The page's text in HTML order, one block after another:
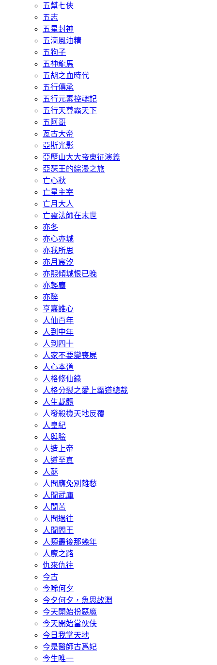
五幫七俠
五志
五星封神
五滴風油精
五狗子
五神龍馬
五胡之血時代
五行傳承
五行元素控魂記
五行天尊霸天下
五阿哥
亙古大帝
亞斯光影
亞歷山大大帝東征演義
亞瑟王的綜漫之旅
亡心秋
亡星主宰
亡月大人
亡靈法師在末世
亦冬
亦心亦城
亦我所思
亦月宸汐
亦熙傾城恨已晚
亦輕塵
亦醉
亨嘉誰心
人仙百年
人到中年
人到四十
人家不要變喪屍
人心本道
人格修仙錄
人格分裂之愛上霸道總裁
人生載體
人發殺機天地反覆
人皇紀
人與臉
人造上帝
人道至真
人酥
人間應免別離愁
人間武庫
人間苦
人間過往
人間閻王
人類最後那幾年
人魔之路
仇來仇往
今古
今唏何夕
今夕何夕，魚思故淵
今天開始扮惡魔
今天開始當伙伕
今日我掌天地
今是醫師古爲妃
今生唯一